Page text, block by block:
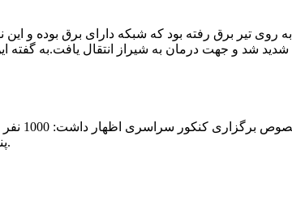
روی تیر برق رفته بود که شبکه دارای برق بوده و
شهرام
پنجشنبه و جمعه با آرامش کامل وفضای مناسب در این مرکز دانشگاهی به رقابت پرداختند.